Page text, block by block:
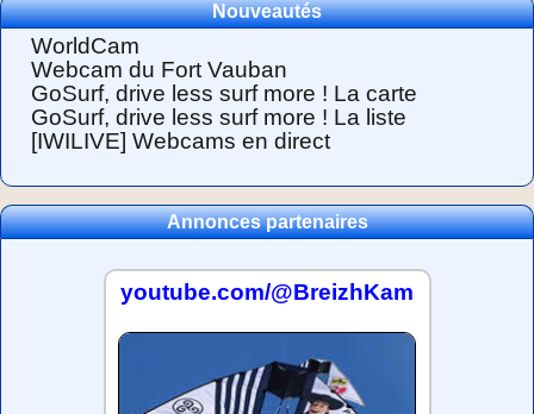
Nouveautés
WorldCam
Webcam du Fort Vauban
GoSurf, drive less surf more ! La carte
GoSurf, drive less surf more ! La liste
[IWILIVE] Webcams en direct
Annonces partenaires
youtube.com/@BreizhKam